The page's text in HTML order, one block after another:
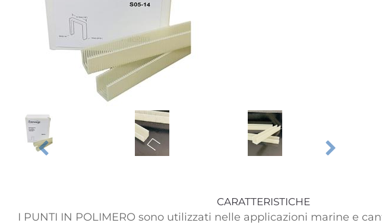
CARATTERISTICHE
I PUNTI IN POLIMERO sono utilizzati nelle applicazioni marine e